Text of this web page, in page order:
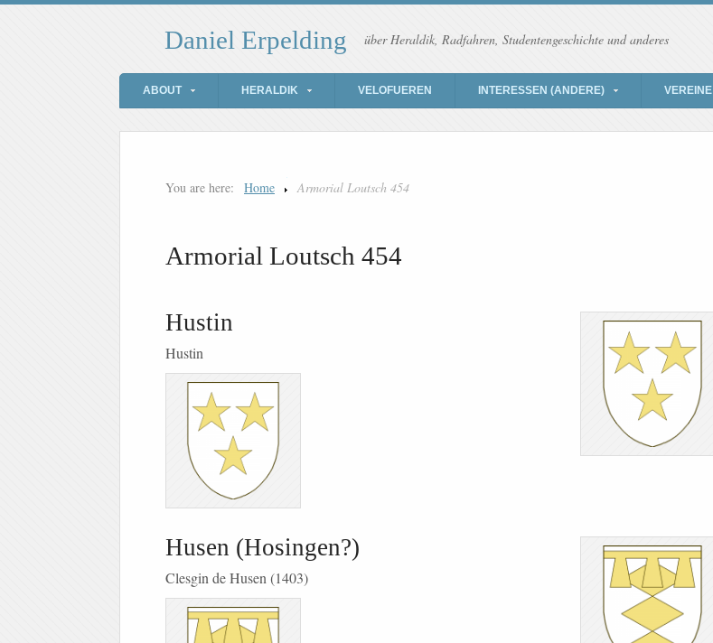
Daniel Erpelding über Heraldik, Radfahren, Studentengeschichte und anderes
ABOUT HERALDIK VELOFUEREN INTERESSEN (ANDERE) VEREINE
You are here: Home Armorial Loutsch 454
Armorial Loutsch 454
Hustin
Hustin
Husen (Hosingen?)
Clesgin de Husen (1403)